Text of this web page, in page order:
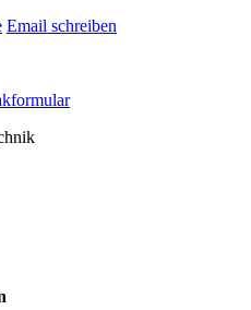
Email schreiben